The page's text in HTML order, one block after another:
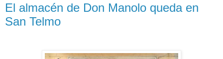
El almacén de Don Manolo queda en
San Telmo